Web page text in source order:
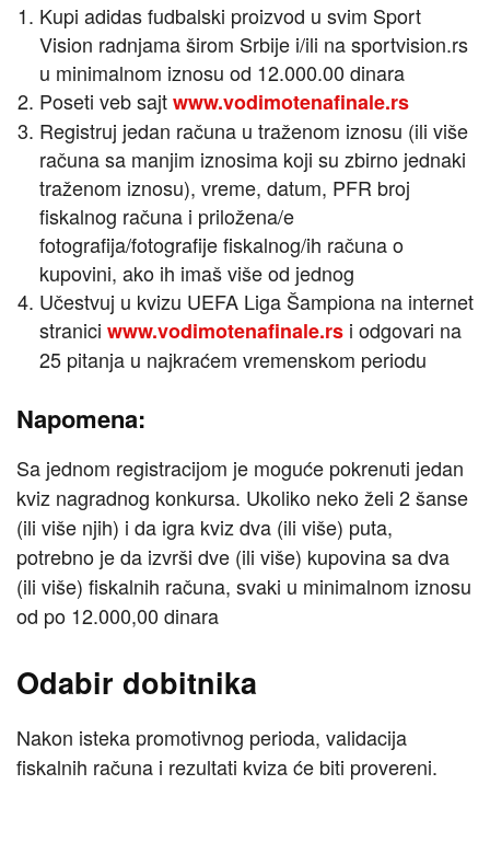
Kupi adidas fudbalski proizvod u svim Sport
Vision radnjama širom Srbije i/ili na sportvision.rs
u minimalnom iznosu od 12.000.00 dinara
Poseti veb sajtwww.vodimotenafinale.rs
Registruj jedan računa u traženom iznosu (ili više
računa sa manjim iznosima koji su zbirno jednaki
traženom iznosu), vreme, datum, PFR broj
fiskalnog računa i priložena/e
fotografija/fotografije fiskalnog/ih računa o
kupovini, ako ih imaš više od jednog
Učestvuj u kvizu UEFA Liga Šampiona na internet
stranici www.vodimotenafinale.rs i odgovari na
25 pitanja u najkraćem vremenskom periodu
Napomena:
Sa jednom registracijom je moguće pokrenuti jedan
kviz nagradnog konkursa. Ukoliko neko želi 2 šanse
(ili više njih) i da igra kviz dva (ili više) puta,
potrebno je da izvrši dve (ili više) kupovina sa dva
(ili više) fiskalnih računa, svaki u minimalnom iznosu
od po 12.000,00 dinara
Odabir dobitnika
Nakon isteka promotivnog perioda, validacija
fiskalnih računa i rezultati kviza će biti provereni.